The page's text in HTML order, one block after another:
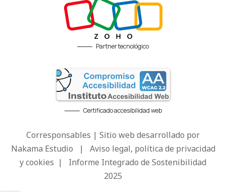
Partner tecnológico
Certificado accesibilidad web
Corresponsables | Sitio web desarrollado por
Nakama Estudio | Aviso legal, política de privacidad
y cookies | Informe Integrado de Sostenibilidad
2025